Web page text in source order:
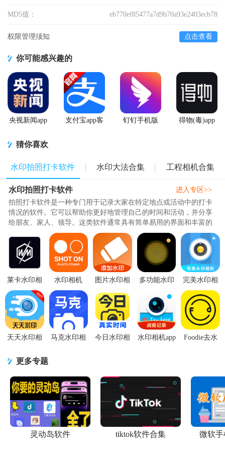
MD5值： eb770ef85477a7d9b70a93e2403ecb78
权限管理须知 点击查看
你可能感兴趣的
央视新闻app
支付宝app客
钉钉手机版
得物(毒)app
猜你喜欢
水印拍照打卡软件 水印大法合集 工程相机合集
水印拍照打卡软件
拍照打卡软件是一种专门用于记录大家在特定地点或活动中的打卡
情况的软件。它可以帮助你更好地管理自己的时间和活动，并分享
给朋友、家人、领导。这类软件通常具有简单易用的界面和丰富的
功能，包括设置目标、计划任..
进入专区>>
莱卡水印相
机素材包手
机免费完整
版
水印相机
shot on
stamp版1.5.4
最新版
图片水印相
印)6.0.1 安
卓版
多功能水印
1.30600.0 最
新版
完美水印相
机3.3.7 手机
最新版
天天水印相
安卓版
马克水印相
今日水印相
水印相机app
Foodie去水
更多专题
灵动岛软件 tiktok软件合集 微软手